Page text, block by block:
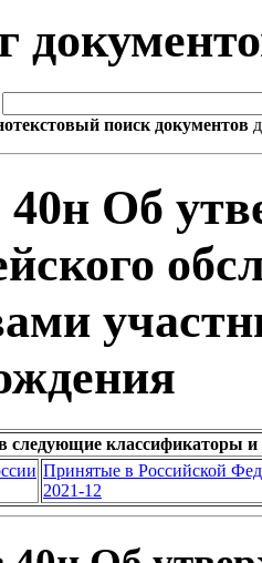
поиск документов
Об
следующие классификаторы и
Принятые в Российской
2021-12